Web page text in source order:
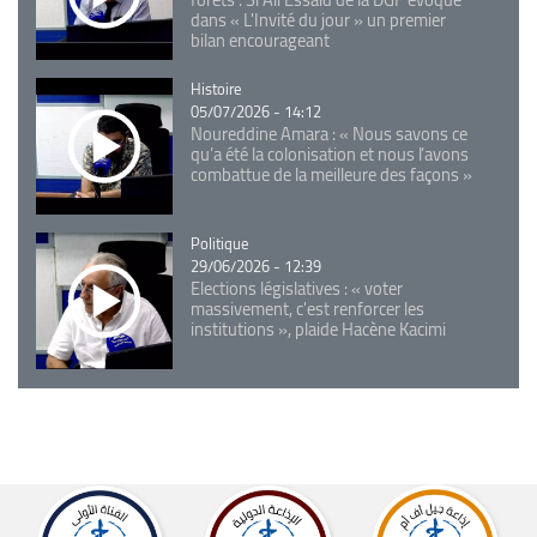
dans « L'Invité du jour » un premier
bilan encourageant
Catégorie
Histoire
05/07/2026 - 14:12
Noureddine Amara : « Nous savons ce
qu’a été la colonisation et nous l’avons
combattue de la meilleure des façons »
Catégorie
Politique
29/06/2026 - 12:39
Elections législatives : « voter
massivement, c'est renforcer les
institutions », plaide Hacène Kacimi